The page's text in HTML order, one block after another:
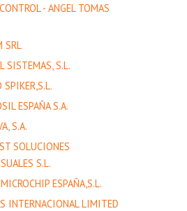
- ANGEL TOMAS
SRL
SISTEMAS, S.L.
SPIKER,S.L.
ESPAÑA S.A.
S.A.
SOLUCIONES
S.L.
ESPAÑA,S.L.
INTERNACIONAL LIMITED